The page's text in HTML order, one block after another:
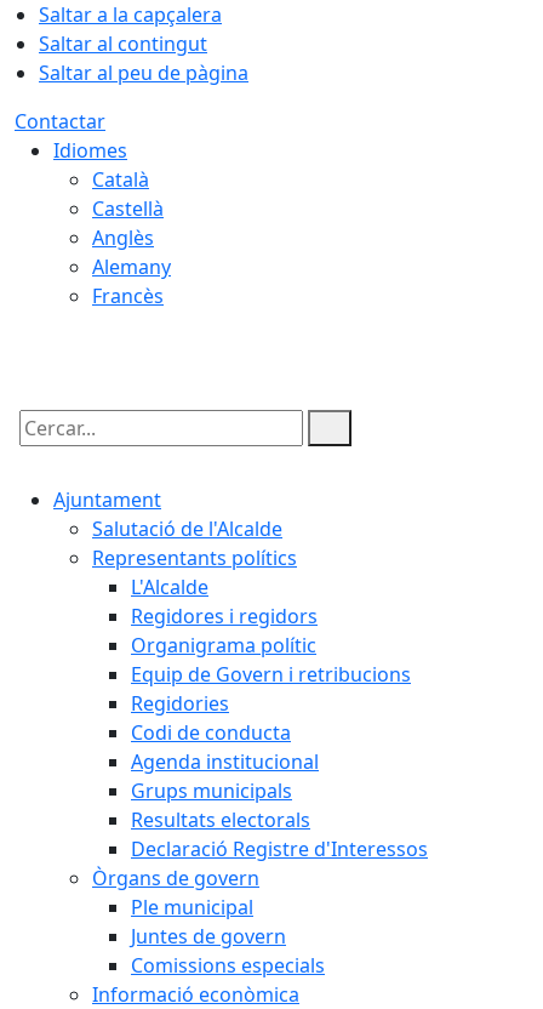
Saltar a la capçalera
Saltar al contingut
Saltar al peu de pàgina
Contactar
Idiomes
Català
Castellà
Anglès
Alemany
Francès
Cercar:
Ajuntament
Salutació de l'Alcalde
Representants polítics
L'Alcalde
Regidores i regidors
Organigrama polític
Equip de Govern i retribucions
Regidories
Codi de conducta
Agenda institucional
Grups municipals
Resultats electorals
Declaració Registre d'Interessos
Òrgans de govern
Ple municipal
Juntes de govern
Comissions especials
Informació econòmica